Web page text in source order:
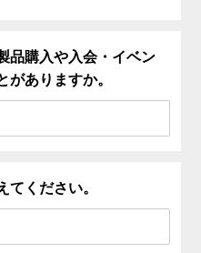
品購入や入会・イベン
がありますか。
てください。